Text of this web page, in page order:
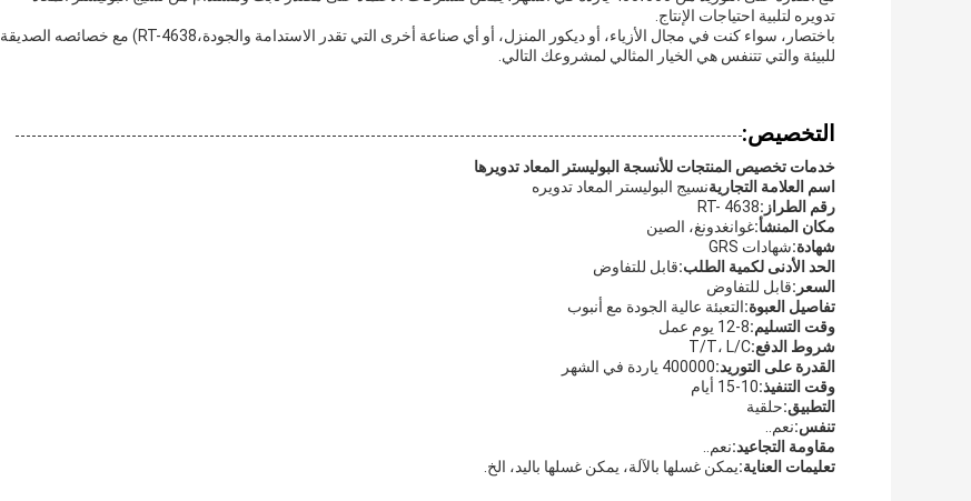
تدويره لتلبية احتياجات الإنتاج.
باختصار، سواء كنت في مجال الأزياء، أو ديكور المنزل، أو أي صناعة أخرى التي تقدر الاستدامة والجودة،RT-4638) مع خصائصه الصديقة
للبيئة والتي تتنفس هي الخيار المثالي لمشروعك التالي.
التخصيص:
خدمات تخصيص المنتجات للأنسجة البوليستر المعاد تدويرها
اسم العلامة التجاريةنسيج البوليستر المعاد تدويره
رقم الطراز:RT- 4638
مكان المنشأ:غوانغدونغ، الصين
شهادة:شهادات GRS
الحد الأدنى لكمية الطلب:قابل للتفاوض
السعر:قابل للتفاوض
تفاصيل العبوة:التعبئة عالية الجودة مع أنبوب
وقت التسليم:8-12 يوم عمل
شروط الدفع:T/T، L/C
القدرة على التوريد:400000 ياردة في الشهر
وقت التنفيذ:10-15 أيام
التطبيق:حلقية
تنفس:نعم..
مقاومة التجاعيد:نعم..
تعليمات العناية:يمكن غسلها بالآلة، يمكن غسلها باليد، الخ.